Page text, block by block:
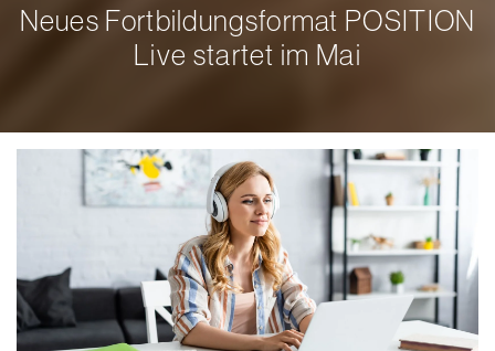
Neues Fortbildungsformat POSITION
Live startet im Mai